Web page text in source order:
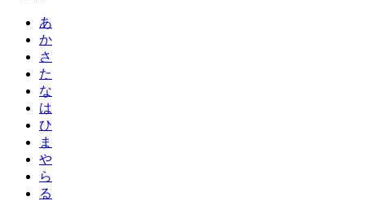
あ
か
さ
た
な
は
ひ
ま
や
ら
る